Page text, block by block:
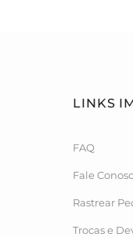
LINKS
FAQ
Fale
Rastrear
Trocas e